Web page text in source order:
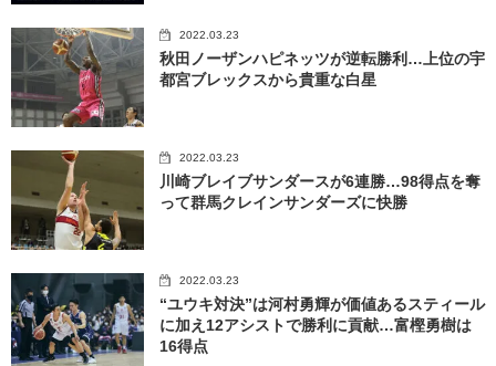
2022.03.23
秋田ノーザンハピネッツが逆転勝利…上位の宇
都宮ブレックスから貴重な白星
2022.03.23
川崎ブレイブサンダースが6連勝…98得点を奪
って群馬クレインサンダーズに快勝
2022.03.23
“ユウキ対決”は河村勇輝が価値あるスティール
に加え12アシストで勝利に貢献…富樫勇樹は
16得点